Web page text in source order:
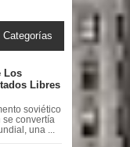
Categorías
Los
Libres
soviético
convertía
una ...